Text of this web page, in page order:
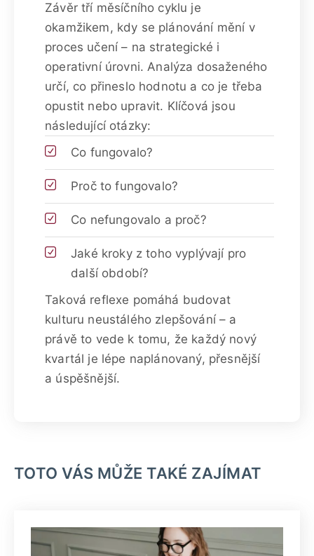
Závěr tří měsíčního cyklu je
okamžikem, kdy se plánování mění v
proces učení – na strategické i
operativní úrovni. Analýza dosaženého
určí, co přineslo hodnotu a co je třeba
opustit nebo upravit. Klíčová jsou
následující otázky:
Co fungovalo?
Proč to fungovalo?
Co nefungovalo a proč?
Jaké kroky z toho vyplývají pro
další období?
Taková reflexe pomáhá budovat
kulturu neustálého zlepšování – a
právě to vede k tomu, že každý nový
kvartál je lépe naplánovaný, přesnější
a úspěšnější.
TOTO VÁS MŮŽE TAKÉ ZAJÍMAT